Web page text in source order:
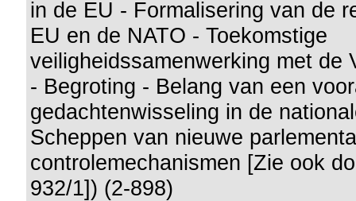
in de EU - Formalisering van de
EU en de NATO - Toekomstige
veiligheidssamenwerking met de
- Begroting - Belang van een
gedachtenwisseling in de
Scheppen van nieuwe
controlemechanismen [Zie ook
932/1]) (2-898)